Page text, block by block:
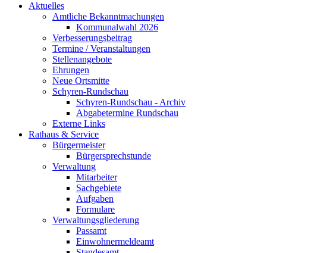
Aktuelles
Amtliche Bekanntmachungen
Kommunalwahl 2026
Verbesserungsbeitrag
Termine / Veranstaltungen
Stellenangebote
Ehrungen
Neue Ortsmitte
Schyren-Rundschau
Schyren-Rundschau - Archiv
Abgabetermine Rundschau
Externe Links
Rathaus & Service
Bürgermeister
Bürgersprechstunde
Verwaltung
Mitarbeiter
Sachgebiete
Aufgaben
Formulare
Verwaltungsgliederung
Passamt
Einwohnermeldeamt